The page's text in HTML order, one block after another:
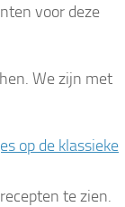
voor deze
We zijn met
op de klassieke
te zien.